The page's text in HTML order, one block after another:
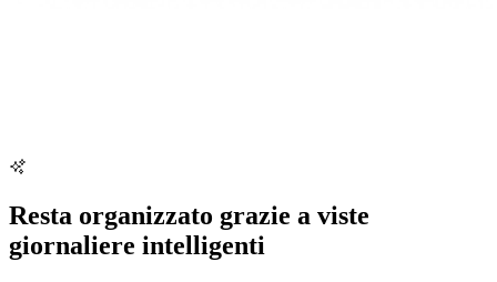
Resta organizzato grazie a viste
giornaliere intelligenti